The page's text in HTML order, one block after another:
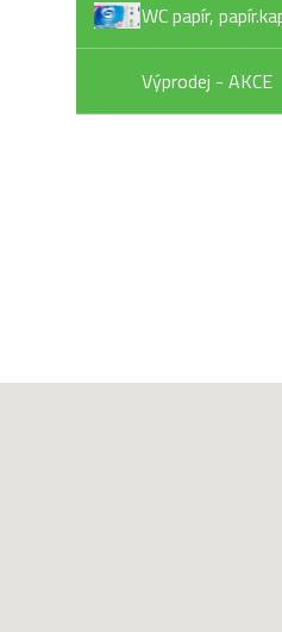
WC papír,
Výprodej - AKCE